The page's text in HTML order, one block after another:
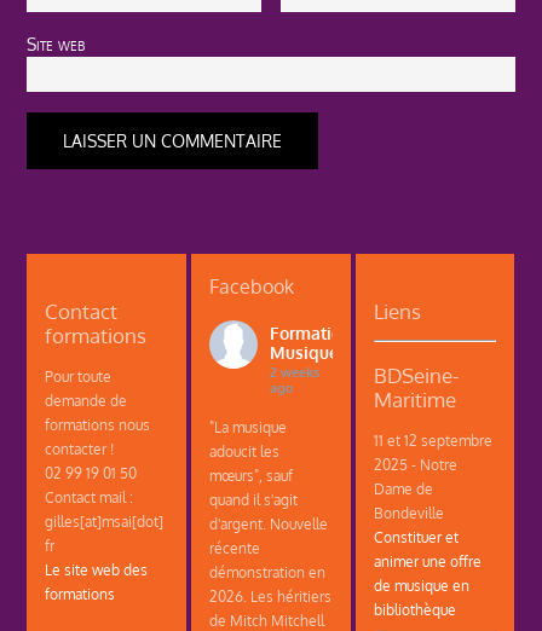
Site web
Contact
formations
Pour toute
demande de
formations nous
contacter !
02 99 19 01 50
Contact mail :
gilles[at]msai[dot]
fr
Le site web des
formations
Facebook
Formations
Musique
2 weeks
ago
"La musique
adoucit les
mœurs", sauf
quand il s'agit
d'argent. Nouvelle
récente
démonstration en
2026. Les héritiers
de Mitch Mitchell
Liens
BDSeine-
Maritime
11 et 12 septembre
2025 - Notre
Dame de
Bondeville
Constituer et
animer une offre
de musique en
bibliothèque